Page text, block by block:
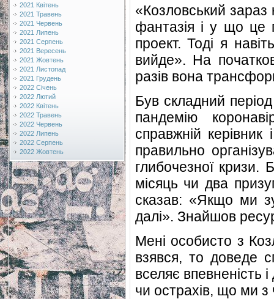
2021 Квітень
2021 Травень
2021 Червень
2021 Липень
2021 Серпень
2021 Вересень
2021 Жовтень
2021 Листопад
2021 Грудень
2022 Січень
2022 Лютий
2022 Квітень
2022 Травень
2022 Червень
2022 Липень
2022 Серпень
2022 Жовтень
«Козловський
фантазія і у що це
проект. Тоді я
вийде». На
разів вона
Був складний
пандемію
справжній
правильно
глибочезної
місяць чи два
сказав: «Якщо ми
далі». Знайшов
Мені особисто з
взявся, то доведе
вселяє впевненість
чи острахів, що ми